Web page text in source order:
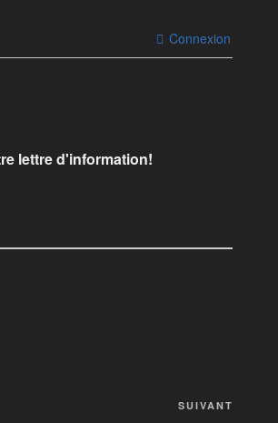
Connexion
lettre d'information!
SUIVANT